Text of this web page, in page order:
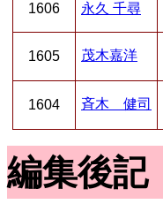
1606 永久 千尋
1605 茂木嘉洋
1604 斉木 健司
編集後記